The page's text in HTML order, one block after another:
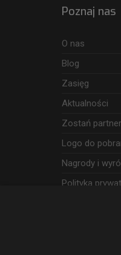
Poznaj nas
O nas
Blog
Zasięg
Aktualności
Zostań
Logo do
Nagrody i
Polityka